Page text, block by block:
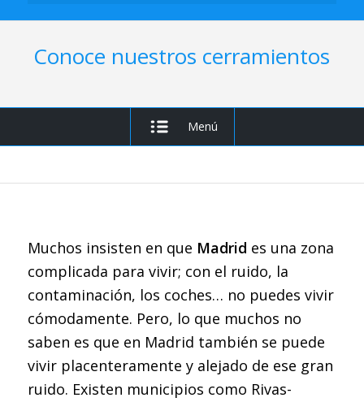
Conoce nuestros cerramientos
Menú
Muchos insisten en que Madrid es una zona
complicada para vivir; con el ruido, la
contaminación, los coches… no puedes vivir
cómodamente. Pero, lo que muchos no
saben es que en Madrid también se puede
vivir placenteramente y alejado de ese gran
ruido. Existen municipios como Rivas-